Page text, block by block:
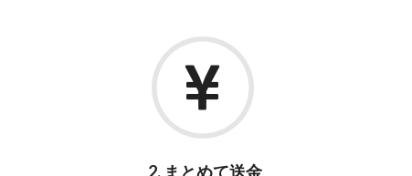
2. まとめて送金